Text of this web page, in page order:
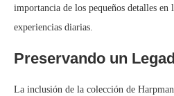
importancia de los pequeños detalles en
experiencias diarias.
Preservando un
La inclusión de la colección de